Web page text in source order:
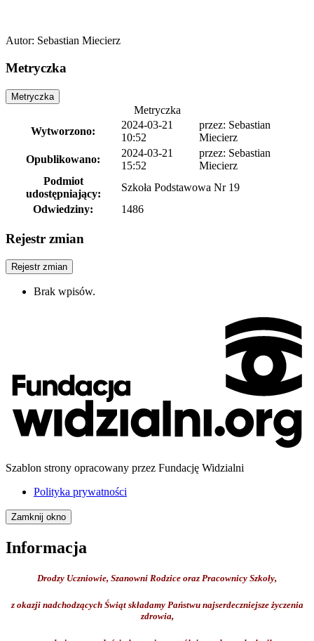
Autor: Sebastian Miecierz
Metryczka
Metryczka
Metryczka
Wytworzono:
2024-03-21
10:52
przez: Sebastian
Miecierz
Opublikowano:
2024-03-21
15:52
przez: Sebastian
Miecierz
Podmiot
udostępniający:
Szkoła Podstawowa Nr 19
Odwiedziny:
1486
Rejestr zmian
Rejestr zmian
Brak wpisów.
Szablon strony opracowany przez Fundację Widzialni
Polityka prywatności
Zamknij okno
Informacja
Drodzy Uczniowie, Szanowni Rodzice oraz Pracownicy Szkoły,
z okazji nadchodzących Świąt składamy Państwu najserdeczniejsze życzenia
zdrowia,